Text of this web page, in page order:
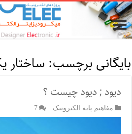
بایگانی برچسب: ساختار
دیود ; دیود چیست ؟
مفاهیم پایه الکترونیک 7